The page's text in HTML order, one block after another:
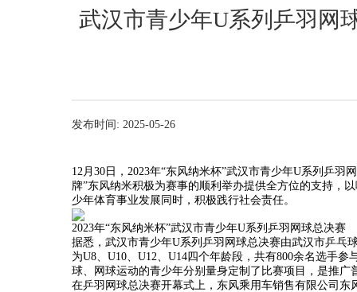
武汉市青少年U系列乒羽网
发布时间: 2025-05-26
12月30日，2023年“东风纳米杯”武汉市青少年U系列乒
牌”东风纳米积极为赛事的顺利举办提供全方位的支持，
少年体育事业发展同时，积极践行社会责任。
2023年“东风纳米杯”武汉市青少年U系列乒羽网球总决赛
据悉，武汉市青少年U系列乒羽网球总决赛由武汉市乒乓
为U8、U10、U12、U14四个年龄段，共有800余名选手
球、网球运动的青少年分别量身定制了比赛项目，是推
在乒羽网球总决赛开幕式上，东风乘用车销售有限公司